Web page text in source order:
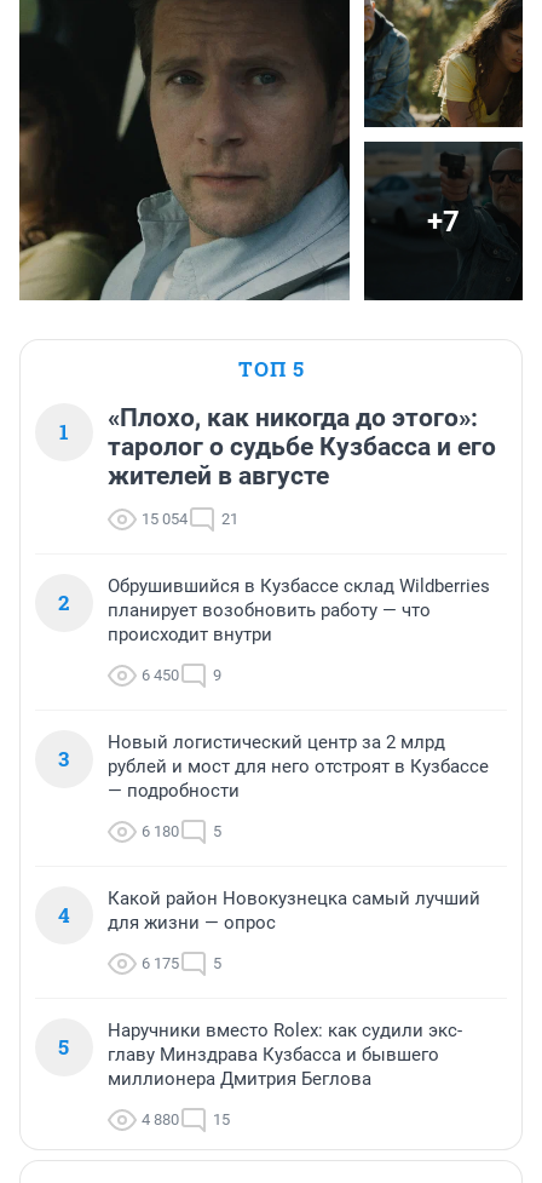
+7
ТОП 5
1
«Плохо, как никогда до этого»:
таролог о судьбе Кузбасса и его
жителей в августе
15 054 21
2
Обрушившийся в Кузбассе склад Wildberries
планирует возобновить работу — что
происходит внутри
6 450 9
3
Новый логистический центр за 2 млрд
рублей и мост для него отстроят в Кузбассе
— подробности
6 180 5
4
Какой район Новокузнецка самый лучший
для жизни — опрос
6 175 5
5
Наручники вместо Rolex: как судили экс-
главу Минздрава Кузбасса и бывшего
миллионера Дмитрия Беглова
4 880 15